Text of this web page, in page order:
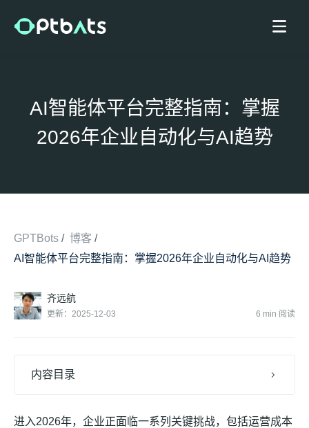
AI智能体平台完整指南：掌握
2026年企业自动化与AI趋势
GPTBots / 博客 /
AI智能体平台完整指南：掌握2026年企业自动化与AI趋势
齐远航
更新：2025-12-03 6 min 阅读
内容目录
进入2026年，企业正面临一系列关键挑战，包括运营成本